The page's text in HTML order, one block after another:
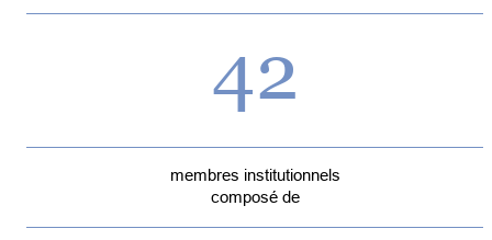
42
membres institutionnels
composé de